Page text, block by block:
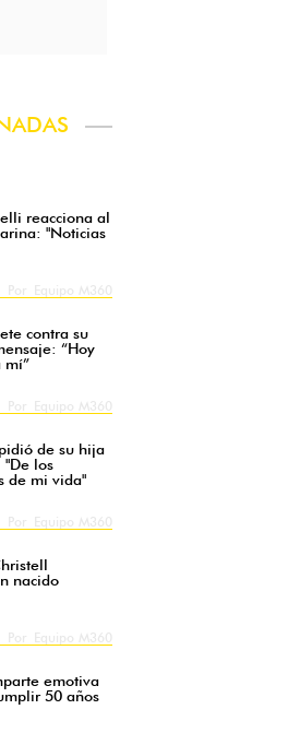
reacciona al
"Noticias
contra su
“Hoy
mí”
de su hija
los
de mi vida"
nacido
emotiva
50 años